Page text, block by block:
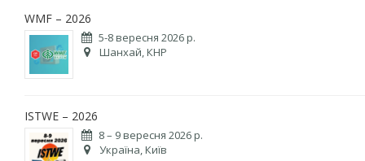
WMF – 2026
5-8 вересня 2026 р.
Шанхай, КНР
ISTWE – 2026
8 – 9 вересня 2026 р.
Україна, Київ